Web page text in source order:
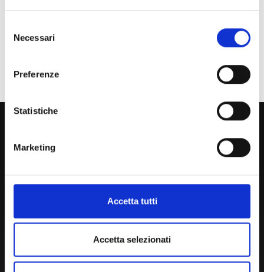
delNecessari
Preferenze
Statistiche
Marketing
Accetta tutti
Accetta selezionati
Personale
Lun. - Ven. dalle 09:00 alle 18:00 e Sab. dalle 9:00 alle 13:00
migrazione)
Normativa di Ateneo